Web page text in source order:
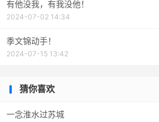
有他没我，有我没他！
2024-07-02 14:34
季文锦动手！
2024-07-15 13:42
猜你喜欢
一念淮水过苏城